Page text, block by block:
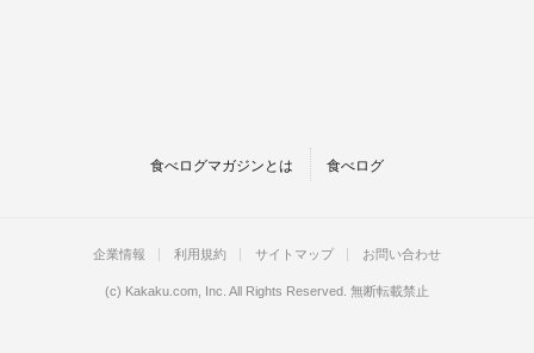
食べログマガジンとは 食べログ
企業情報 利用規約 サイトマップ お問い合わせ
(c) Kakaku.com, Inc. All Rights Reserved. 無断転載禁止